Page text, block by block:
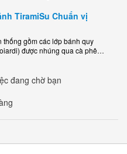
TiramiSu Chuẩn vị
thống gồm các lớp bánh quy
được nhúng qua cà phê
đang chờ bạn